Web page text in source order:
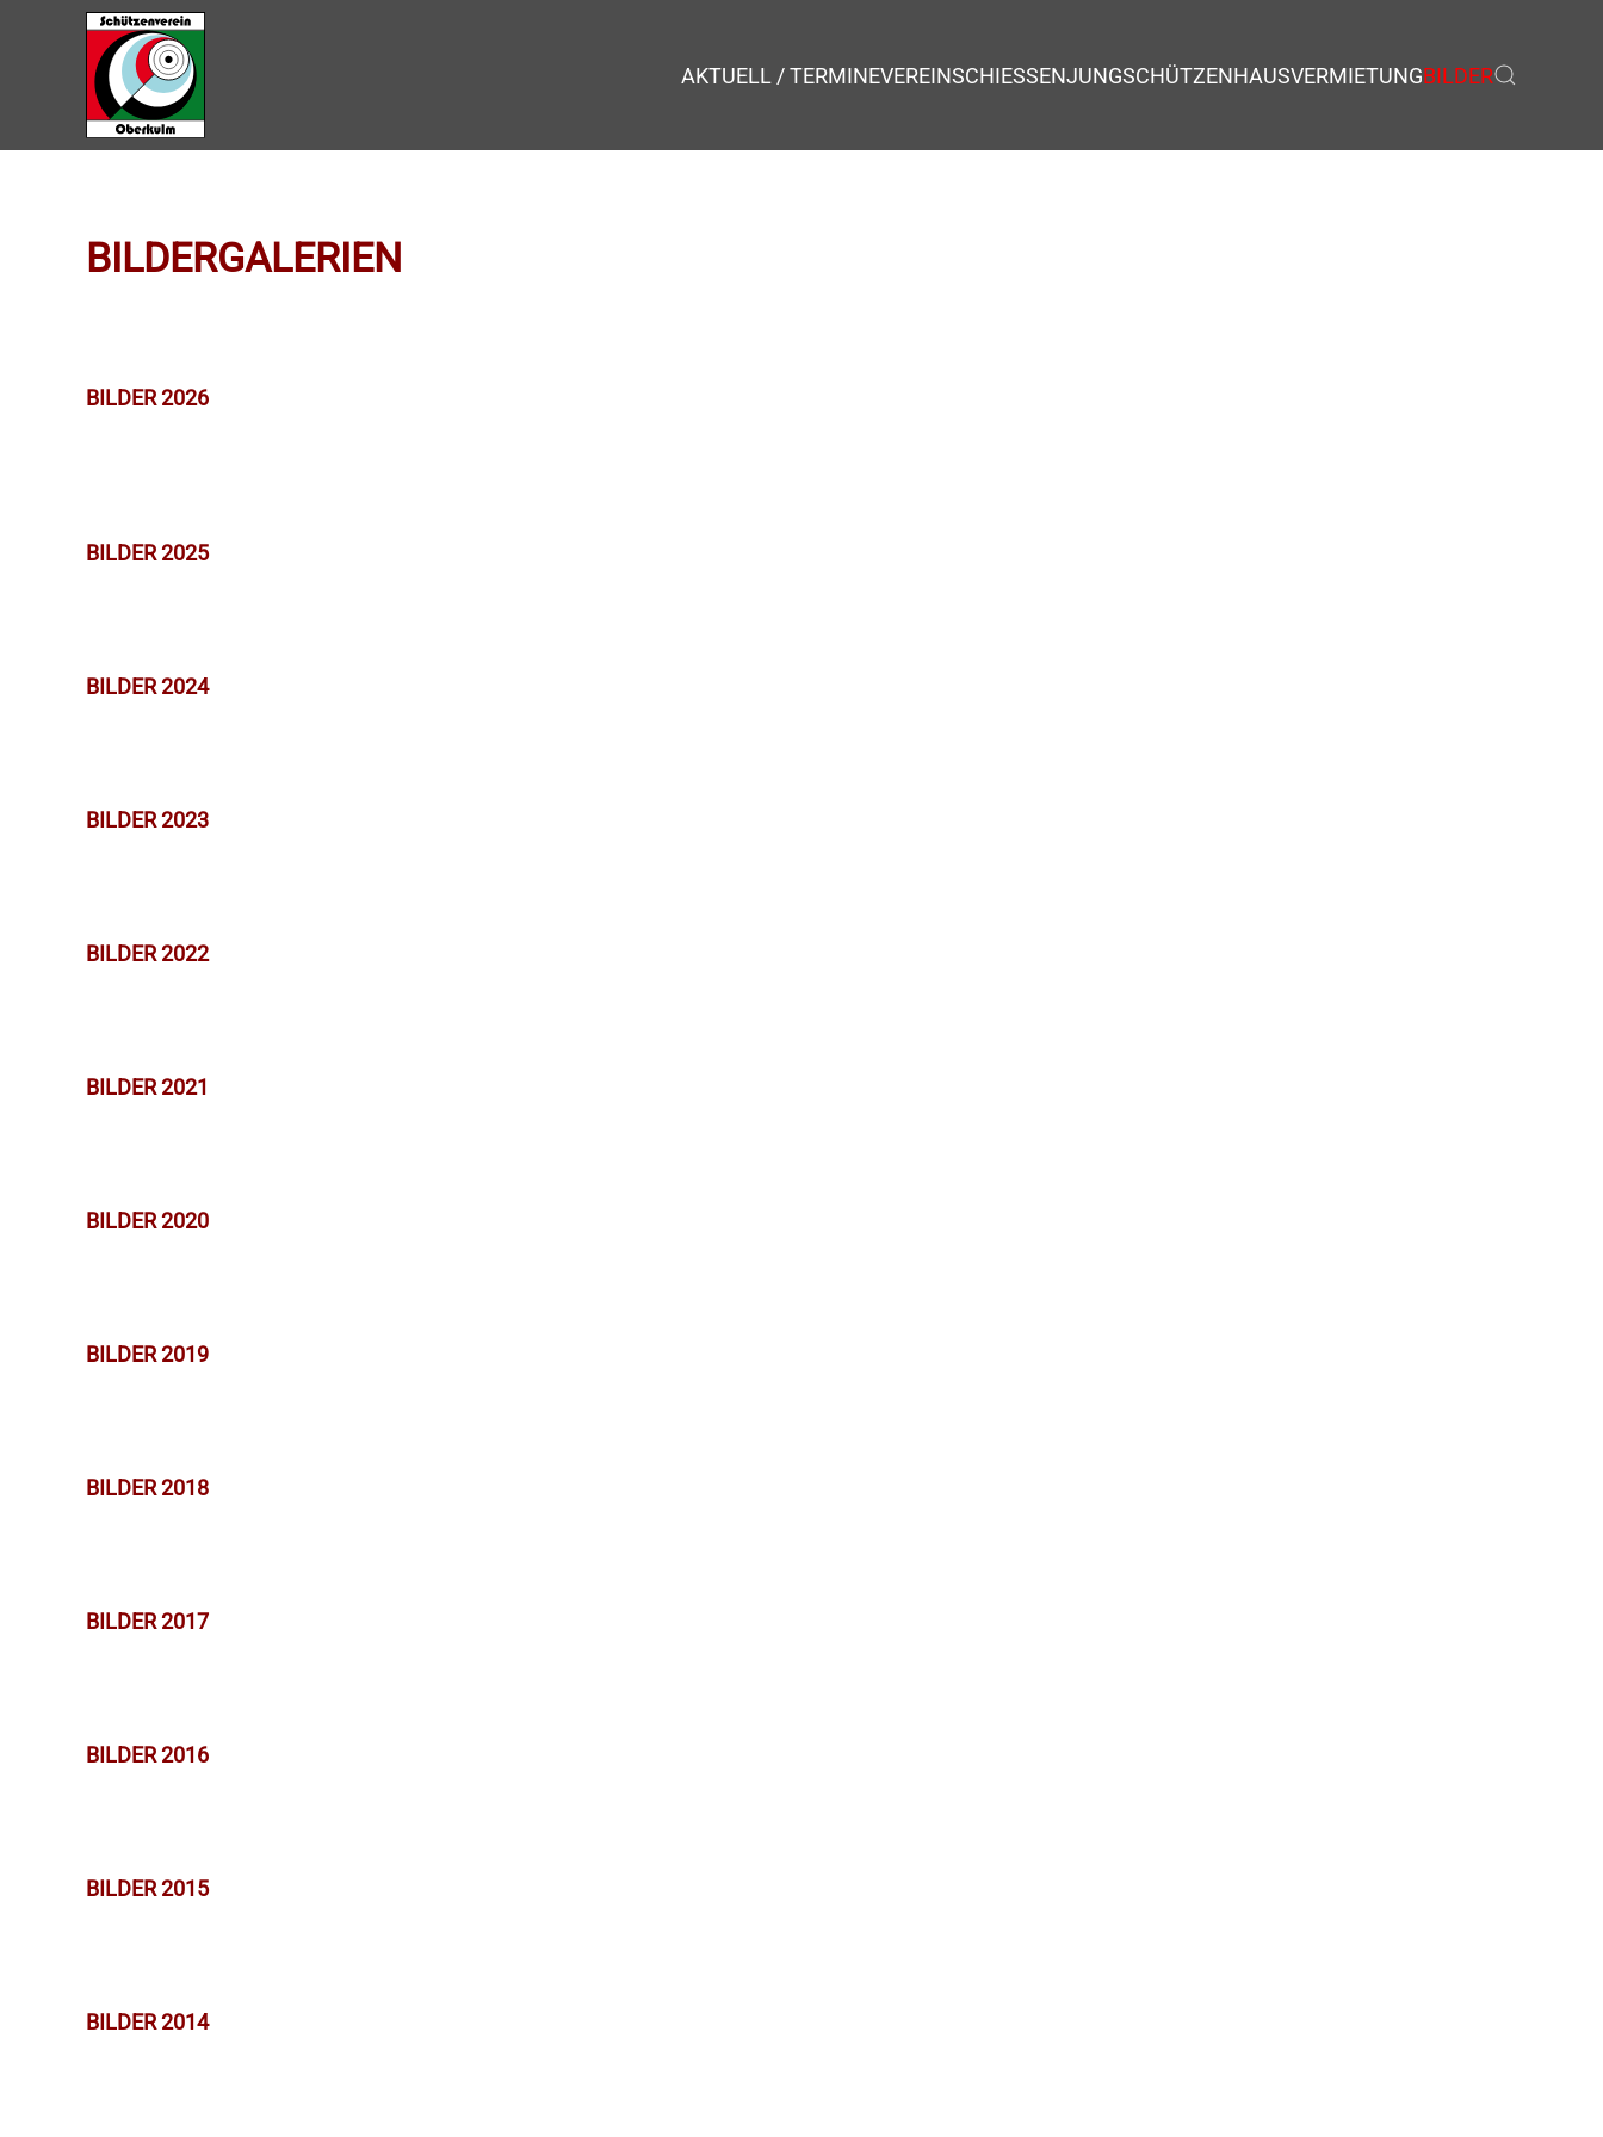
Zum Hauptinhalt springen AKTUELL / TERMINEVEREINSCHIESSENJUNGSCHÜTZENHAUSVERMIETUNGBILDER
BILDERGALERIEN
BILDER 2026
BILDER 2025
BILDER 2024
BILDER 2023
BILDER 2022
BILDER 2021
BILDER 2020
BILDER 2019
BILDER 2018
BILDER 2017
BILDER 2016
BILDER 2015
BILDER 2014